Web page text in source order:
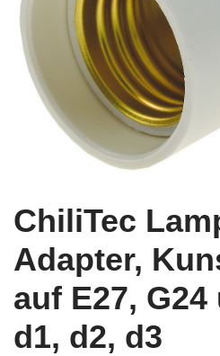
ChiliTec
Adapter,
auf E27,
d1, d2, d3